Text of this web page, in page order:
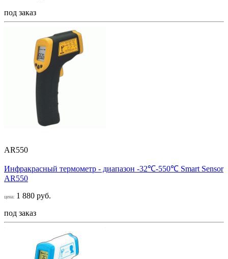
под заказ
AR550
Инфракрасный термометр - диапазон -32℃-550℃ Smart Sensor
AR550
цена: 1 880 руб.
под заказ